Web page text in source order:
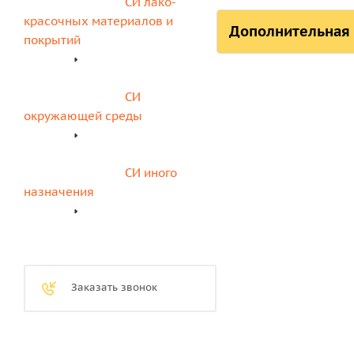
красочных материалов и
покрытий
СИ
окружающей среды
СИ иного
назначения
Заказать звонок